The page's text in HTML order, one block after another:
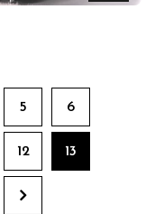
5 6
12 13